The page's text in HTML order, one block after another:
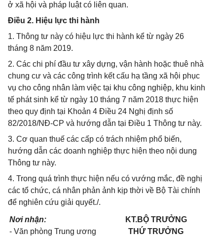
ở xã hội và pháp luật có liên quan.
Điều 2. Hiệu lực thi hành
1. Thông tư này có hiệu lực thi hành kể từ ngày 26
tháng 8 năm 2019.
2. Các chi phí đầu tư xây dựng, vận hành hoặc thuê nhà
chung cư và các công trình kết cấu hạ tầng xã hội phục
vụ cho công nhân làm việc tại khu công nghiệp, khu kinh
tế phát sinh kể từ ngày 10 tháng 7 năm 2018 thực hiện
theo quy định tại Khoản 4 Điều 24 Nghị định số
82/2018/NĐ-CP và hướng dẫn tại Điều 1 Thông tư này.
3. Cơ quan thuế các cấp có trách nhiệm phổ biến,
hướng dẫn các doanh nghiệp thực hiện theo nội dung
Thông tư này.
4. Trong quá trình thực hiện nếu có vướng mắc, đề nghị
các tổ chức, cá nhân phản ảnh kịp thời về Bộ Tài chính
để nghiên cứu giải quyết./.
Nơi nhận:
- Văn phòng Trung ương
KT.BỘ TRƯỞNG
THỨ TRƯỞNG